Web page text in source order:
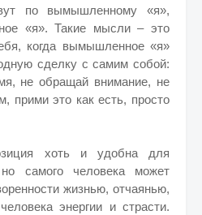
по вымышленному «я»,
«я». Такие мысли – это
когда вымышленное «я»
сделку с самим собой:
не обращай внимание, не
прими это как есть, просто
хоть и удобна для
самого человека может
жизнью, отчаянью,
энергии и страсти.